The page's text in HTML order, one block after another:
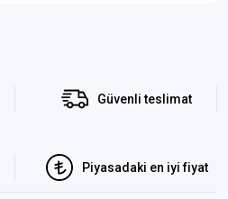
Güvenli teslimat
Piyasadaki en iyi fiyat